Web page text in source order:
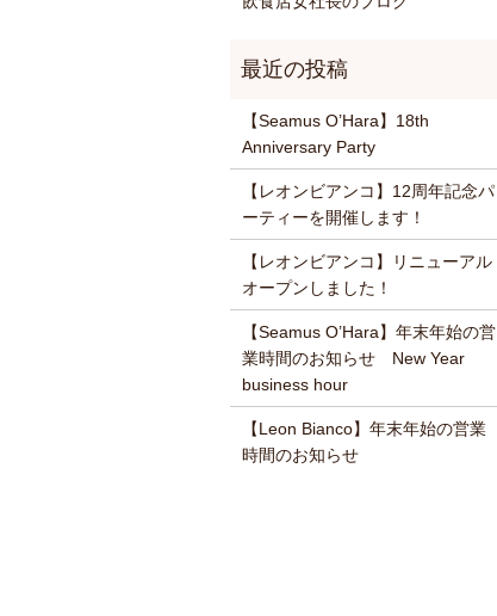
【Seamus O’Hara】18th
Anniversary Party
【レオンビアンコ】12周年記念パ
ーティーを開催します！
【レオンビアンコ】リニューアル
オープンしました！
【Seamus O’Hara】年末年始の営
業時間のお知らせ New Year
business hour
【Leon Bianco】年末年始の営業
時間のお知らせ